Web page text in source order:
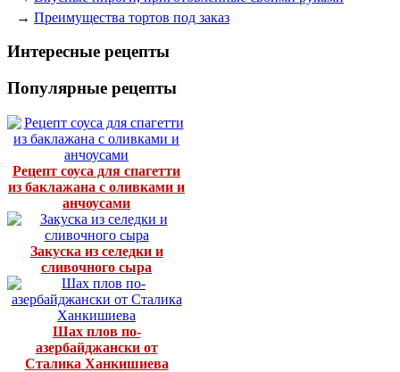
→ Преимущества тортов под заказ
Интересные рецепты
Популярные рецепты
Рецепт соуса для спагетти
из баклажана с оливками и
анчоусами
Закуска из селедки и
сливочного сыра
Шах плов по-
азербайджански от
Сталика Ханкишиева